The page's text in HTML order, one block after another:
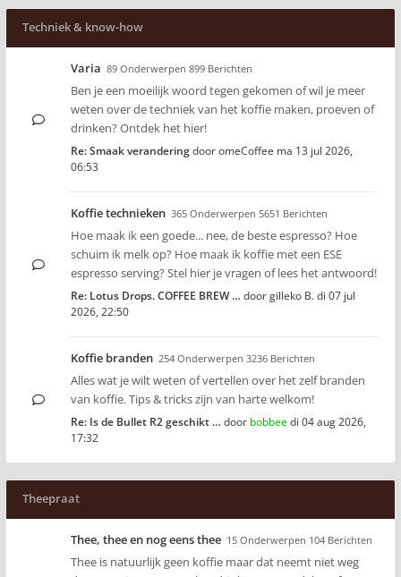
Techniek & know-how
Varia 89 Onderwerpen 899 Berichten
Ben je een moeilijk woord tegen gekomen of wil je meer
weten over de techniek van het koffie maken, proeven of
drinken? Ontdek het hier!
Re: Smaak veranderingdooromeCoffee ma 13 jul 2026,
06:53
Koffie technieken 365 Onderwerpen 5651 Berichten
Hoe maak ik een goede... nee, de beste espresso? Hoe
schuim ik melk op? Hoe maak ik koffie met een ESE
espresso serving? Stel hier je vragen of lees het antwoord!
Re: Lotus Drops. COFFEE BREW … doorgilleko B.di 07 jul
2026, 22:50
Koffie branden 254 Onderwerpen 3236 Berichten
Alles wat je wilt weten of vertellen over het zelf branden
van koffie. Tips & tricks zijn van harte welkom!
Re: Is de Bullet R2 geschikt … door bobbeedi 04 aug 2026,
17:32
Theepraat
Thee, thee en nog eens thee 15 Onderwerpen 104 Berichten
Thee is natuurlijk geen koffie maar dat neemt niet weg